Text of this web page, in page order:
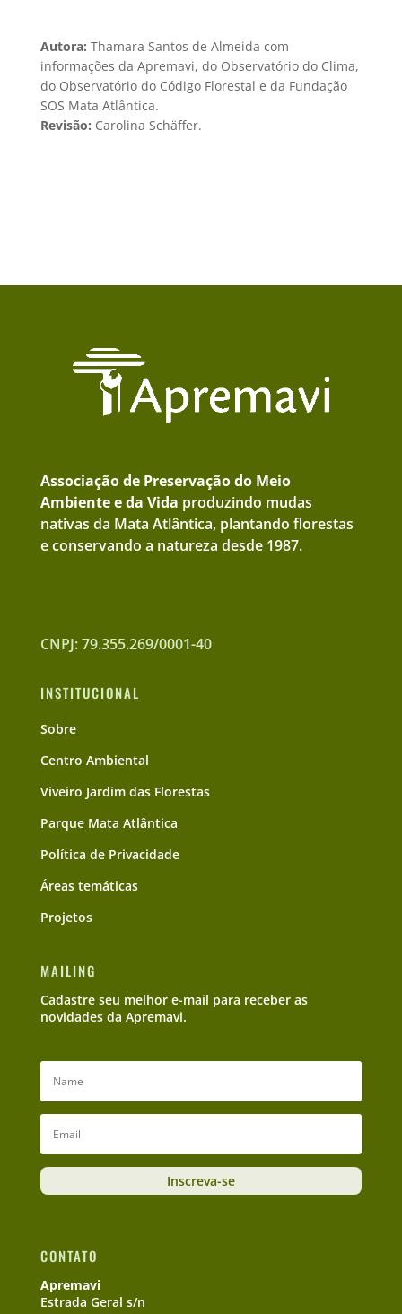
Autora: Thamara Santos de Almeida com
informações da Apremavi, do Observatório do Clima,
do Observatório do Código Florestal e da Fundação
SOS Mata Atlântica.
Revisão: Carolina Schäffer.
Associação de Preservação do Meio
Ambiente e da Vida produzindo mudas
nativas da Mata Atlântica, plantando florestas
e conservando a natureza desde 1987.
CNPJ: 79.355.269/0001-40
INSTITUCIONAL
Sobre
Centro Ambiental
Viveiro Jardim das Florestas
Parque Mata Atlântica
Política de Privacidade
Áreas temáticas
Projetos
MAILING
Cadastre seu melhor e-mail para receber as
novidades da Apremavi.
Inscreva-se
CONTATO
Apremavi
Estrada Geral s/n